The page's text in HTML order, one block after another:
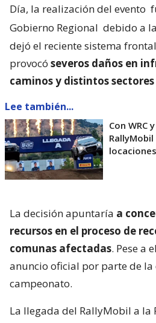
Día, la realización del evento
Gobierno Regional debido a
dejó el reciente sistema
provocó severos daños en
caminos y distintos
Lee también...
Con WRC
La decisión apuntaría a
recursos en el proceso de
comunas afectadas. Pese a
anuncio oficial por parte de
campeonato.
La llegada del RallyMobil a la